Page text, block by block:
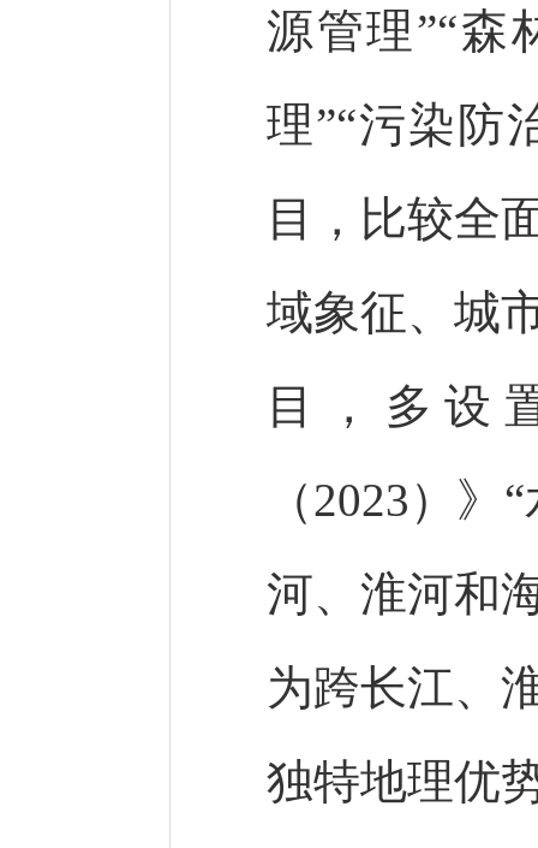
源管理”“森
理”“污染防
目，比较全
域象征、城
目，多设
（2023）
河、淮河和
为跨长江、
独特地理优